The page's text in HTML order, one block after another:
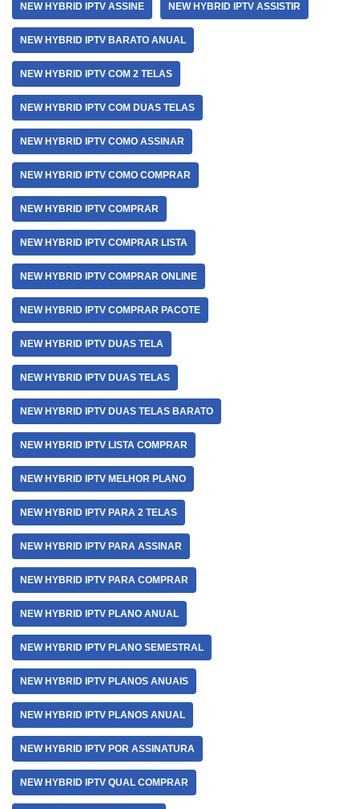
NEW HYBRID IPTV ASSINE NEW HYBRID IPTV ASSISTIR
NEW HYBRID IPTV BARATO ANUAL
NEW HYBRID IPTV COM 2 TELAS
NEW HYBRID IPTV COM DUAS TELAS
NEW HYBRID IPTV COMO ASSINAR
NEW HYBRID IPTV COMO COMPRAR
NEW HYBRID IPTV COMPRAR
NEW HYBRID IPTV COMPRAR LISTA
NEW HYBRID IPTV COMPRAR ONLINE
NEW HYBRID IPTV COMPRAR PACOTE
NEW HYBRID IPTV DUAS TELA
NEW HYBRID IPTV DUAS TELAS
NEW HYBRID IPTV DUAS TELAS BARATO
NEW HYBRID IPTV LISTA COMPRAR
NEW HYBRID IPTV MELHOR PLANO
NEW HYBRID IPTV PARA 2 TELAS
NEW HYBRID IPTV PARA ASSINAR
NEW HYBRID IPTV PARA COMPRAR
NEW HYBRID IPTV PLANO ANUAL
NEW HYBRID IPTV PLANO SEMESTRAL
NEW HYBRID IPTV PLANOS ANUAIS
NEW HYBRID IPTV PLANOS ANUAL
NEW HYBRID IPTV POR ASSINATURA
NEW HYBRID IPTV QUAL COMPRAR